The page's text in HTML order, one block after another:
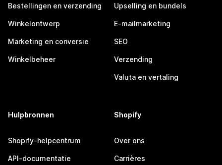
Bestellingen en verzending
Winkelontwerp
Marketing en conversie
Winkelbeheer
Upselling en bundels
E-mailmarketing
SEO
Verzending
Valuta en vertaling
Hulpbronnen
Shopify-helpcentrum
API-documentatie
Shopify
Over ons
Carrières